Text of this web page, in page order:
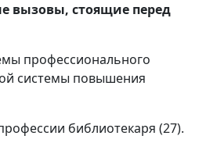
вызовы, стоящие перед
профессионального
системы повышения
библиотекаря (27).